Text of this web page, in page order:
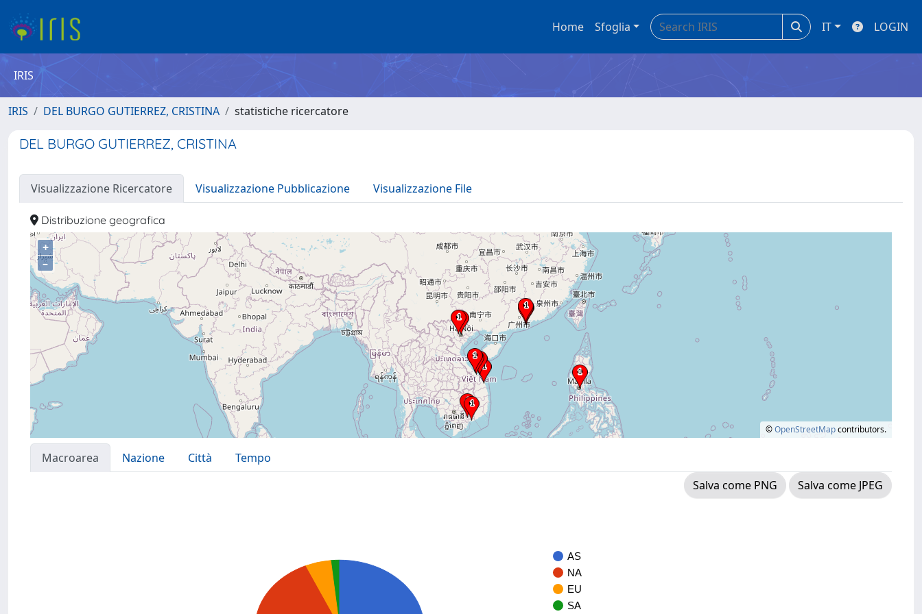
Home Sfoglia IT LOGIN
IRIS
IRIS DEL BURGO GUTIERREZ, CRISTINA statistiche ricercatore
DEL BURGO GUTIERREZ, CRISTINA
Visualizzazione Ricercatore Visualizzazione Pubblicazione Visualizzazione File
Distribuzione geografica
+
–
©OpenStreetMapcontributors.
Macroarea Nazione Città
Tempo
Salva come PNG
Salva come JPEG
AS
NA
EU
SA